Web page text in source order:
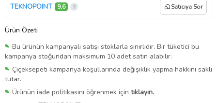
TEKNOPOINT 9,6 Satıcıya Sor
Ürün Özeti
Bu ürünün kampanyalı satışı stoklarla sınırlıdır. Bir tüketici bu
kampanya stoğundan maksimum 10 adet satın alabilir.
Çiçeksepeti kampanya koşullarında değişiklik yapma hakkını saklı
tutar.
Ürünün iade politikasını öğrenmek için tıklayın.